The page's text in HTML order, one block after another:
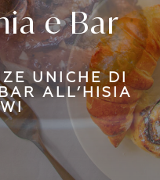
e Bar
UNICHE DI
ALL’HISIA